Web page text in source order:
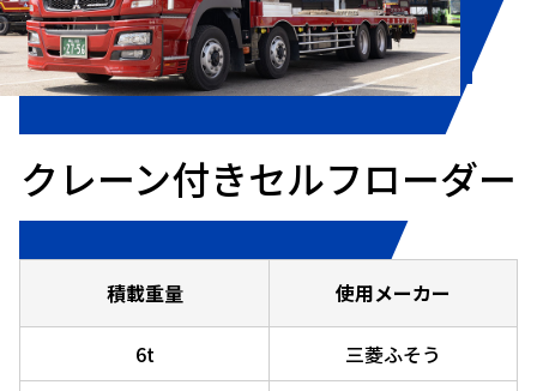
クレーン付きセルフローダー
積載重量 使用メーカー
6t
三菱ふそう